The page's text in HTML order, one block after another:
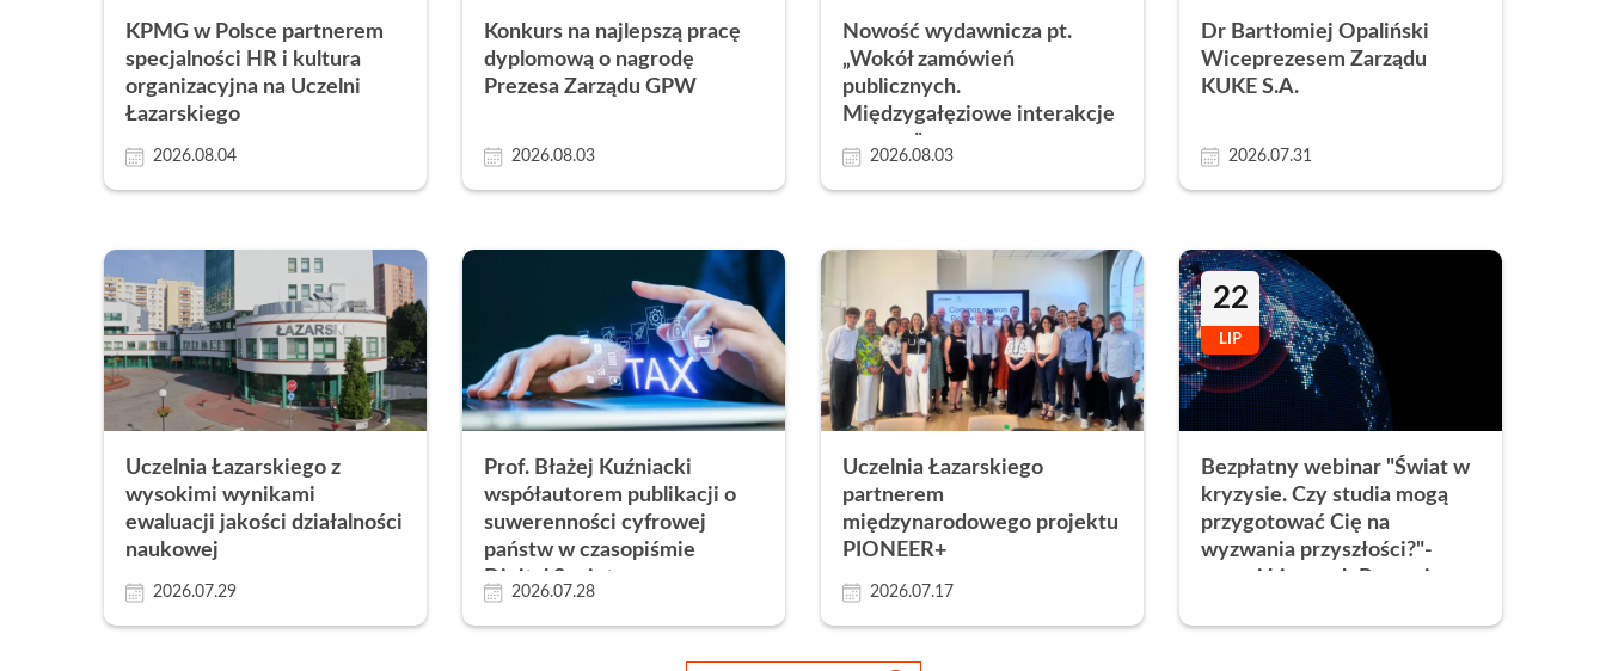
Kontakt
Wydz. Ekonomii i Zarządzania
Wydz. Prawa i Administracji
Lazarski Executive Education
Studium Języków Obcych
Centrum Nauczania Języka i Kultury Polskiej
Studium Wychowania Fizycznego i Sportu
Dziekanat
Szkoły Praw Obcych
Nauka języków obcych i egzaminy językowe
Zapytania ofertowe
KPMG w Polsce partnerem
specjalności HR i kultura
organizacyjna na Uczelni
Łazarskiego
2026.08.04
Konkurs na najlepszą pracę
dyplomową o nagrodę
Prezesa Zarządu GPW
2026.08.03
Nowość wydawnicza pt.
„Wokół zamówień
publicznych.
Międzygałęziowe interakcje
prawne”
2026.08.03
Dr Bartłomiej Opaliński
Wiceprezesem Zarządu
KUKE S.A.
2026.07.31
Uczelnia Łazarskiego z
wysokimi wynikami
ewaluacji jakości działalności
naukowej
2026.07.29
Prof. Błażej Kuźniacki
współautorem publikacji o
suwerenności cyfrowej
państw w czasopiśmie
Digital Society
2026.07.28
Uczelnia Łazarskiego
partnerem
międzynarodowego projektu
PIONEER+
2026.07.17
22
LIP
Bezpłatny webinar "Świat w
kryzysie. Czy studia mogą
przygotować Cię na
wyzwania przyszłości?"-
poznaj kierunek Prawo i
międzynarodowe